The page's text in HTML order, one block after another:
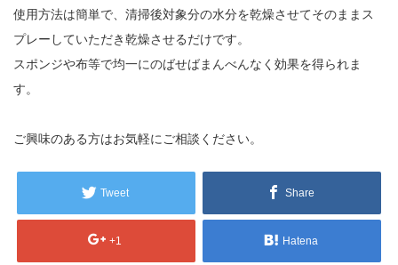
使用方法は簡単で、清掃後対象分の水分を乾燥させてそのままス
プレーしていただき乾燥させるだけです。
スポンジや布等で均一にのばせばまんべんなく効果を得られま
す。
ご興味のある方はお気軽にご相談ください。
Tweet Share
+1 Hatena